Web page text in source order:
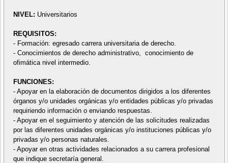
NIVEL: Universitarios
REQUISITOS:
- Formación: egresado carrera universitaria de derecho.
- Conocimientos de derecho administrativo, conocimiento de
ofimática nivel intermedio.
FUNCIONES:
- Apoyar en la elaboración de documentos dirigidos a los diferentes
órganos y/o unidades orgánicas y/o entidades públicas y/o privadas
requiriendo información o enviando respuestas.
- Apoyar en el seguimiento y atención de las solicitudes realizadas
por las diferentes unidades orgánicas y/o instituciones públicas y/o
privadas y/o personas naturales.
- Apoyar en otras actividades relacionados a su carrera profesional
que indique secretaría general.